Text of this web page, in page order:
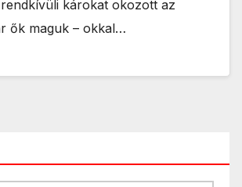
károkat okozott az
ők maguk – okkal…